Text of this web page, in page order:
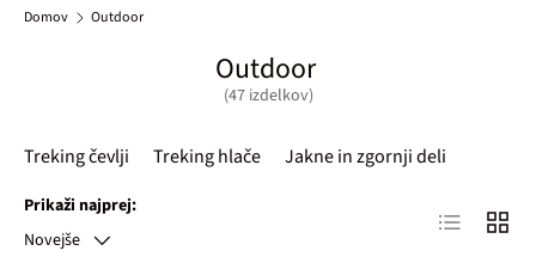
Domov Outdoor
Outdoor
(47 izdelkov)
Treking čevlji Treking hlače Jakne in zgornji deli
Prikaži najprej:
Novejše
Lista